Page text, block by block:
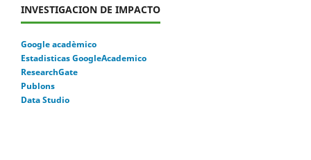
INVESTIGACION DE IMPACTO
Google acadèmico
Estadisticas GoogleAcademico
ResearchGate
Publons
Data Studio